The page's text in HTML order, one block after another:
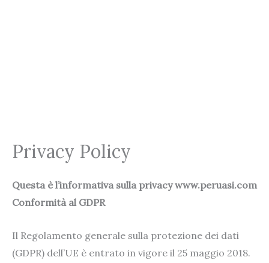
Privacy Policy
Questa è l’informativa sulla privacy www.peruasi.com
Conformità al GDPR
Il Regolamento generale sulla protezione dei dati
(GDPR) dell’UE è entrato in vigore il 25 maggio 2018.